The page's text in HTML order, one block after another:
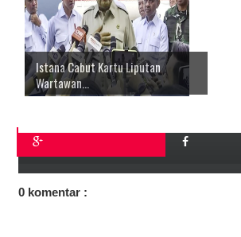
Istana Cabut Kartu Liputan
Wartawan...
0 komentar :